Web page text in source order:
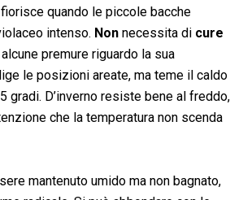
quando le piccole bacche
intenso. Non necessita di cure
premure riguardo la sua
le posizioni areate, ma teme il caldo
gradi. D’inverno resiste bene al freddo,
che la temperatura non scenda
mantenuto umido ma non bagnato,